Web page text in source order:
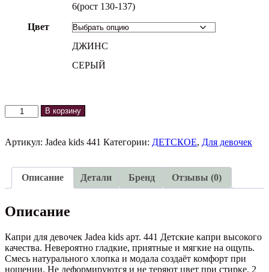
6(рост 130-137)
Цвет
ДЖИНС
СЕРЫЙ
Количество
товара
JADEA
В корзину
Артикул: Jadea kids 441 Категории: ДЕТСКОЕ, Для девочек
Описание Детали Бренд Отзывы (0)
Описание
Капри для девочек Jadea kids арт. 441 Детские капри высокого
качества. Невероятно гладкие, приятные и мягкие на ощупь.
Смесь натурального хлопка и модала создаёт комфорт при
ношении. Не деформируются и не теряют цвет при стирке. 2